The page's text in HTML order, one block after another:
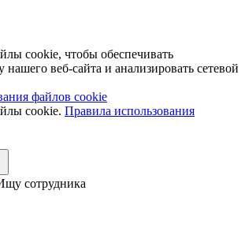
cookie, чтобы обеспечивать
веб-сайта и анализировать сетевой
файлов cookie
cookie. Правила использования
сотрудника